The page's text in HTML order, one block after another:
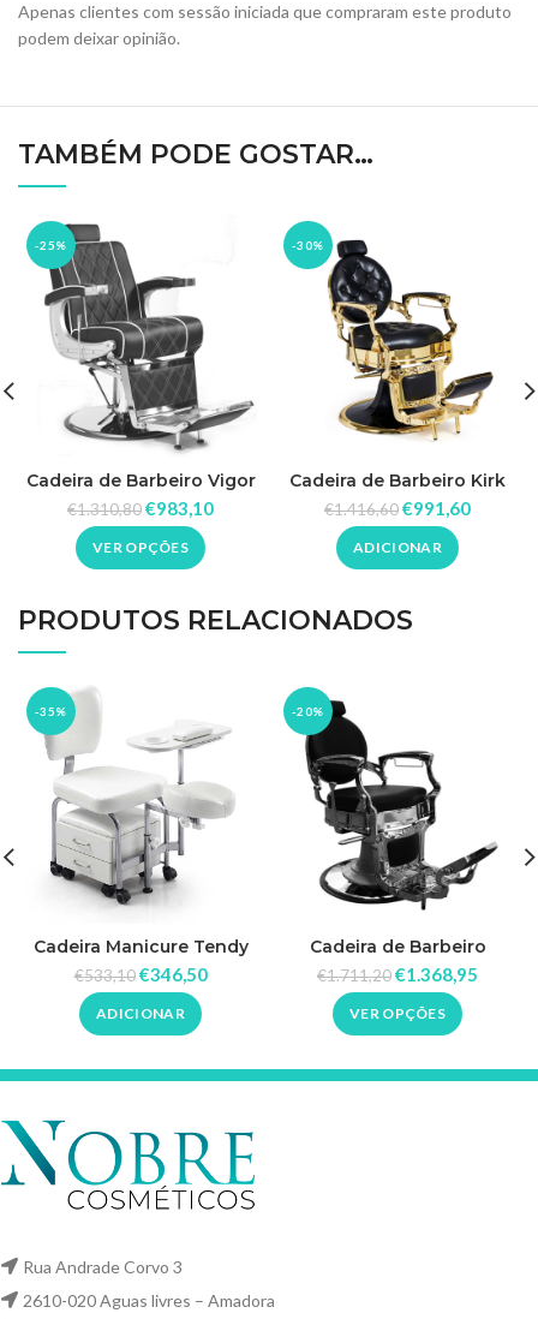
Apenas clientes com sessão iniciada que compraram este produto
podem deixar opinião.
TAMBÉM PODE GOSTAR…
-25%
Cadeira de Barbeiro Vigor
€1.310,80€983,10
VER OPÇÕES
-30%
Cadeira de Barbeiro Kirk
CG
€1.416,60€991,60
ADICIONAR
PRODUTOS RELACIONADOS
-35%
Cadeira Manicure Tendy
€533,10 €346,50
ADICIONAR
-20%
Cadeira de Barbeiro
Clássico
€1.711,20€1.368,95
VER OPÇÕES
Rua Andrade Corvo 3
2610-020 Aguas livres – Amadora